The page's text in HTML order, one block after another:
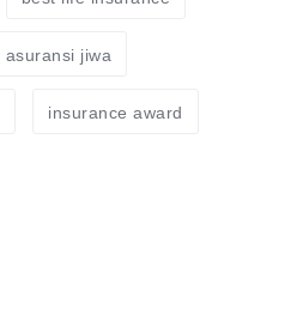
asuransi jiwa
insurance award